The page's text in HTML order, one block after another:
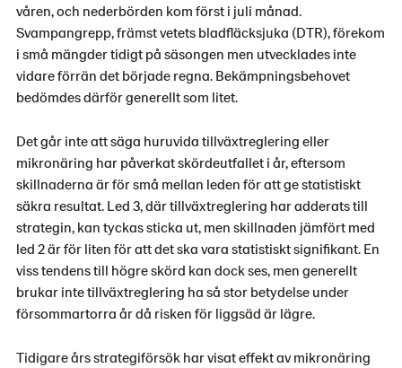
våren, och nederbörden kom först i juli månad.
Svampangrepp, främst vetets bladfläcksjuka (DTR), förekom
i små mängder tidigt på säsongen men utvecklades inte
vidare förrän det började regna. Bekämpningsbehovet
bedömdes därför generellt som litet.
Det går inte att säga huruvida tillväxtreglering eller
mikronäring har påverkat skördeutfallet i år, eftersom
skillnaderna är för små mellan leden för att ge statistiskt
säkra resultat. Led 3, där tillväxtreglering har adderats till
strategin, kan tyckas sticka ut, men skillnaden jämfört med
led 2 är för liten för att det ska vara statistiskt signifikant. En
viss tendens till högre skörd kan dock ses, men generellt
brukar inte tillväxtreglering ha så stor betydelse under
försommartorra år då risken för liggsäd är lägre.
Tidigare års strategiförsök har visat effekt av mikronäring